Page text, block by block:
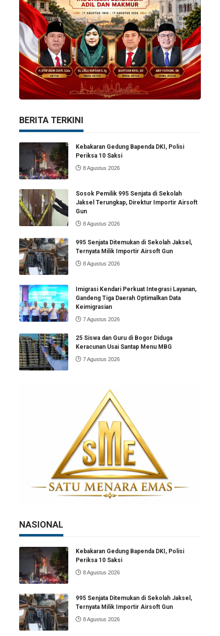
BERITA TERKINI
Kebakaran Gedung Bapenda DKI, Polisi
Periksa 10 Saksi
8 Agustus 2026
Sosok Pemilik 995 Senjata di Sekolah
Jaksel Terungkap, Direktur Importir Airsoft
Gun
8 Agustus 2026
995 Senjata Ditemukan di Sekolah Jaksel,
Ternyata Milik Importir Airsoft Gun
8 Agustus 2026
Imigrasi Kendari Perkuat Integrasi Layanan,
Gandeng Tiga Daerah Optimalkan Data
Keimigrasian
7 Agustus 2026
25 Siswa dan Guru di Bogor Diduga
Keracunan Usai Santap Menu MBG
7 Agustus 2026
NASIONAL
Kebakaran Gedung Bapenda DKI, Polisi
Periksa 10 Saksi
8 Agustus 2026
995 Senjata Ditemukan di Sekolah Jaksel,
Ternyata Milik Importir Airsoft Gun
8 Agustus 2026